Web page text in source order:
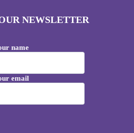
NEWSLETTER
name
email